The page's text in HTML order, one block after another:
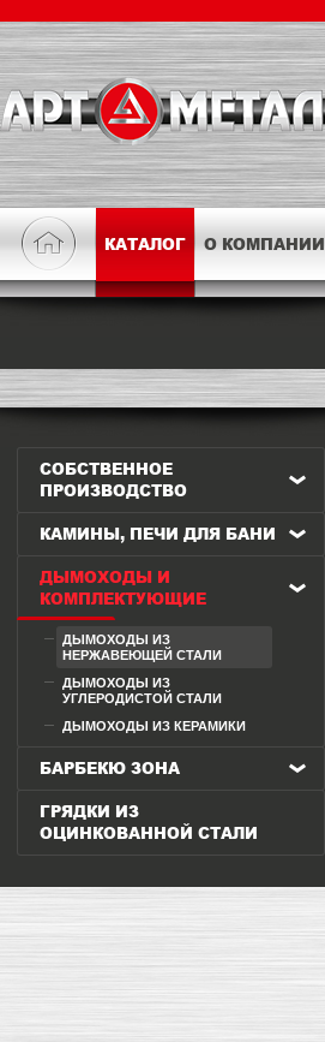
КАТАЛОГ О КОМПАНИИ
СОБСТВЕННОЕ
ПРОИЗВОДСТВО
КАМИНЫ, ПЕЧИ ДЛЯ БАНИ
ДЫМОХОДЫ И
КОМПЛЕКТУЮЩИЕ
ДЫМОХОДЫ ИЗ
НЕРЖАВЕЮЩЕЙ СТАЛИ
ДЫМОХОДЫ ИЗ
УГЛЕРОДИСТОЙ СТАЛИ
ДЫМОХОДЫ ИЗ КЕРАМИКИ
БАРБЕКЮ ЗОНА
ГРЯДКИ ИЗ
ОЦИНКОВАННОЙ СТАЛИ